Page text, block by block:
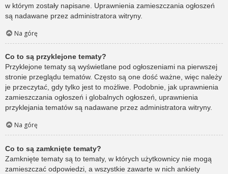
w którym zostały napisane. Uprawnienia zamieszczania ogłoszeń
są nadawane przez administratora witryny.
Na górę
Co to są przyklejone tematy?
Przyklejone tematy są wyświetlane pod ogłoszeniami na pierwszej
stronie przeglądu tematów. Często są one dość ważne, więc należy
je przeczytać, gdy tylko jest to możliwe. Podobnie, jak uprawnienia
zamieszczania ogłoszeń i globalnych ogłoszeń, uprawnienia
przyklejania tematów są nadawane przez administratora witryny.
Na górę
Co to są zamknięte tematy?
Zamknięte tematy są to tematy, w których użytkownicy nie mogą
zamieszczać odpowiedzi, a wszystkie zawarte w nich ankiety